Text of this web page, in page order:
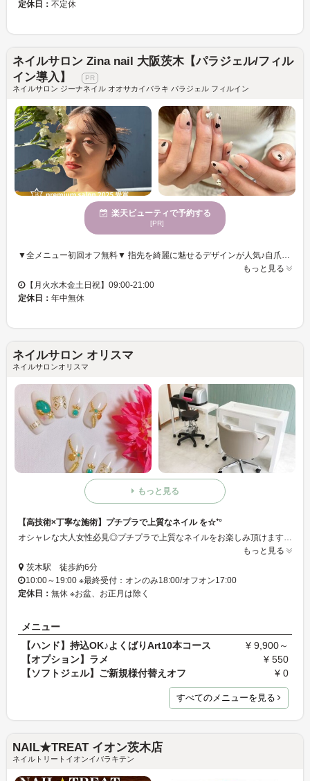
定休日： 不定休
ネイルサロン Zina nail 大阪茨木【パラジェル/フィル
イン導入】
ネイルサロン ジーナネイル オオサカイバラキ パラジェル フィルイン
楽天ビューティで予約する
[PR]
もっと見る
【月火水木金土日祝】09:00-21:00
定休日： 年中無休
ネイルサロン オリスマ
ネイルサロンオリスマ
もっと見る
【高技術×丁寧な施術】プチプラで上質なネイル を☆⁺°
もっと見る
茨木駅 徒歩約6分
10:00～19:00 ※最終受付：オンのみ18:00/オフオン17:00
定休日： 無休 ※お盆、お正月は除く
メニュー
【ハンド】持込OK♪よくばりArt10本コース
¥ 9,900～
【オプション】ラメ
¥ 550
【ソフトジェル】ご新規様付替えオフ
¥ 0
すべてのメニューを見る
NAIL★TREAT イオン茨木店
ネイルトリートイオンイバラキテン